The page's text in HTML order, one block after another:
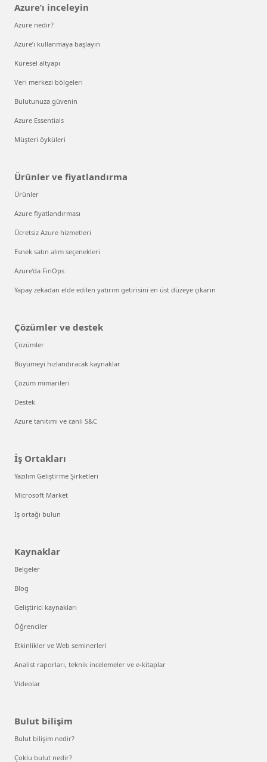
Azure’ı inceleyin
Azure nedir?
Azure’ı kullanmaya başlayın
Küresel altyapı
Veri merkezi bölgeleri
Bulutunuza güvenin
Azure Essentials
Müşteri öyküleri
Ürünler ve fiyatlandırma
Ürünler
Azure fiyatlandırması
Ücretsiz Azure hizmetleri
Esnek satın alım seçenekleri
Azure’da FinOps
Yapay zekadan elde edilen yatırım getirisini en üst düzeye çıkarın
Çözümler ve destek
Çözümler
Büyümeyi hızlandıracak kaynaklar
Çözüm mimarileri
Destek
Azure tanıtımı ve canlı S&C
İş Ortakları
Yazılım Geliştirme Şirketleri
Microsoft Market
İş ortağı bulun
Kaynaklar
Belgeler
Blog
Geliştirici kaynakları
Öğrenciler
Etkinlikler ve Web seminerleri
Analist raporları, teknik incelemeler ve e-kitaplar
Videolar
Bulut bilişim
Bulut bilişim nedir?
Çoklu bulut nedir?